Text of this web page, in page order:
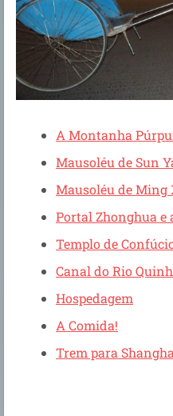
A Montanha
Mausoléu de Sun
Mausoléu de Ming
Portal Zhonghua
Templo de
Canal do Rio
Hospedagem
A Comida!
Trem para